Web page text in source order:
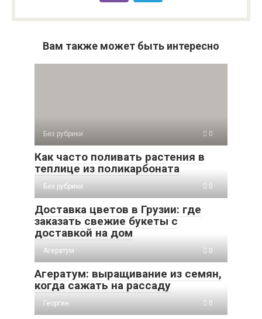
Вам также может быть интересно
Без рубрики 0
Как часто поливать растения в
теплице из поликарбоната
Без рубрики 0
Доставка цветов в Грузии: где
заказать свежие букеты с
доставкой на дом
Агератум 0
Агератум: выращивание из семян,
когда сажать на рассаду
Георгин 0